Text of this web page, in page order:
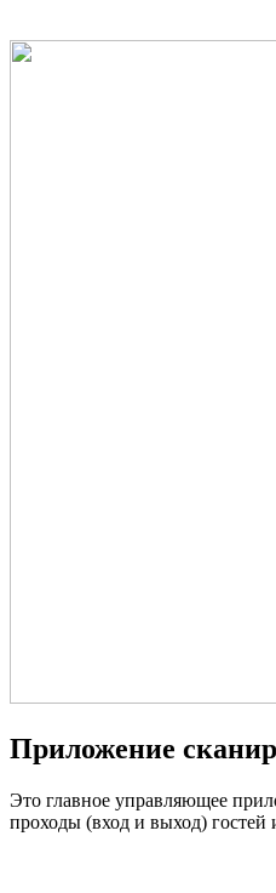
Приложение
Это главное управляющее
проходы (вход и выход) гостей